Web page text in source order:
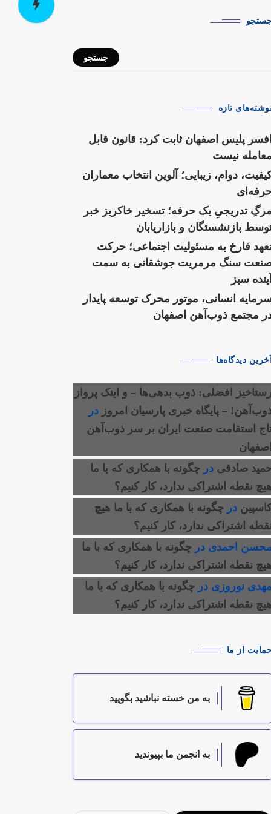
جستجو
تازه
افسر پلیس اصفهان ثابت کرد: قانون قابل
معامله نیست
دوام، زیبایی؛ آلوین انتخاب معماران
مرگِ تدریجیِ یک حرفه؛ تسخیر خاکریز خبر
بازنشستگان و بازاریابان
فارخ به مسئولیت اجتماعی؛ حرکت
سنگ مرمریت جوشقانی به سمت
آینده سبز
انسانی، موتور محرک توسعه پایدار
مجتمع ذوب‌آهن اصفهان
آخرین دیدگاه‌ها
رستاخیز افضلی: ذوب بدهی‌ها – و اینک پرواز
– پایگاه خبری پارسیان امروز در
استقامت صنعت ایران بر سر ذوب‌آهن
اصفهان
صادقی در چگونه با همکاری که با ما
هیچ نقطه اشتراکی ندارد، کار کنیم؟
در چگونه با همکاری که با ما هیچ
نقطه اشتراکی ندارد، کار کنیم؟
محسن احمدی در چگونه با همکاری که با ما
هیچ نقطه اشتراکی ندارد، کار کنیم؟
مهدی نوروزی در چگونه با همکاری که با ما
هیچ نقطه اشتراکی ندارد، کار کنیم؟
از ما
به من خسته نباشید بگویید
به انجمن ما بپیوندید